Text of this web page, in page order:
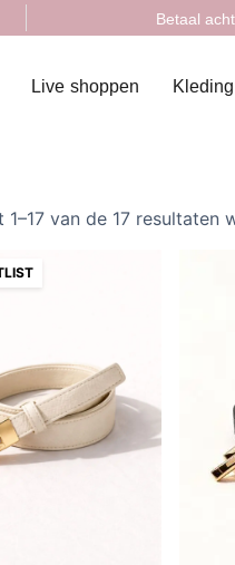
Betaal
Live shoppen Kleding
1–17 van de 17 resultaten